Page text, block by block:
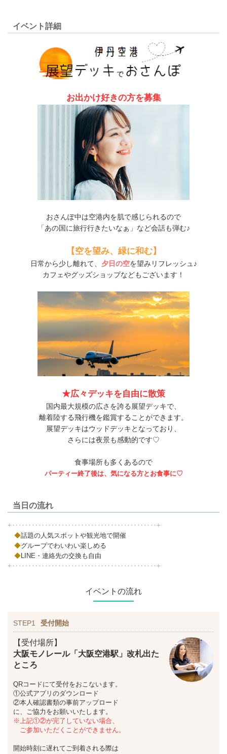
イベント詳細
お出かけ好きの方を募集
おさんぽ中は空港内を肌で感じられるので
「あの国に旅行行きたいなぁ」など会話も弾む♪
【空を望み、緑に和む】
日常から少し離れて、 夕日の空を望みリフレッシュ♪
カフェやグッズショップなどもございます！
★広々デッキを自由に散策
国内最大規模の広さを誇る展望デッキで、
離着陸する飛行機を鑑賞することができます。
展望デッキはウッドデッキとなっており、
さらには夜景も感動的です♡
食事場所も多くあるので
パーティー終了後は、気になる方とお食事に♡
当日の流れ
+‥‥‥‥‥‥‥‥‥‥‥‥‥‥‥‥‥‥‥‥‥‥+
◆話題の人気スポットや観光地で開催
◆グループでわいわい楽しめる
◆LINE・連絡先の交換も自由
+‥‥‥‥‥‥‥‥‥‥‥‥‥‥‥‥‥‥‥‥‥‥+
イベントの流れ
STEP1 受付開始
【受付場所】
大阪モノレール「大阪空港駅」改札出た
ところ
QRコードにて受付をおこないます。
①公式アプリのダウンロード
②本人確認書類の事前アップロード
に、ご協力をお願いいたします。
※上記①②が完了していない場合、
ご参加いただくことができません。
開始時刻に遅れてご到着される際は